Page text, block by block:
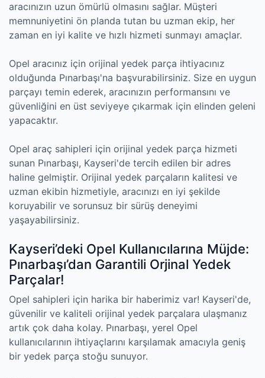
aracınızın uzun ömürlü olmasını sağlar. Müşteri
memnuniyetini ön planda tutan bu uzman ekip, her
zaman en iyi kalite ve hızlı hizmeti sunmayı amaçlar.
Opel aracınız için orijinal yedek parça ihtiyacınız
olduğunda Pınarbaşı'na başvurabilirsiniz. Size en uygun
parçayı temin ederek, aracınızın performansını ve
güvenliğini en üst seviyeye çıkarmak için elinden geleni
yapacaktır.
Opel araç sahipleri için orijinal yedek parça hizmeti
sunan Pınarbaşı, Kayseri'de tercih edilen bir adres
haline gelmiştir. Orijinal yedek parçaların kalitesi ve
uzman ekibin hizmetiyle, aracınızı en iyi şekilde
koruyabilir ve sorunsuz bir sürüş deneyimi
yaşayabilirsiniz.
Kayseri’deki Opel Kullanıcılarına Müjde:
Pınarbaşı’dan Garantili Orjinal Yedek
Parçalar!
Opel sahipleri için harika bir haberimiz var! Kayseri'de,
güvenilir ve kaliteli orijinal yedek parçalara ulaşmanız
artık çok daha kolay. Pınarbaşı, yerel Opel
kullanıcılarının ihtiyaçlarını karşılamak amacıyla geniş
bir yedek parça stoğu sunuyor.